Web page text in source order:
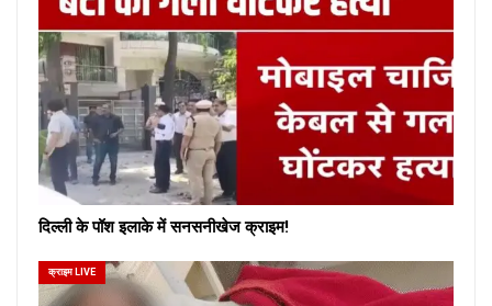
दिल्ली के पॉश इलाके में सनसनीखेज क्राइम!
क्राइम LIVE